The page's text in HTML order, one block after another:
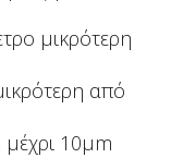
μικρότερη
από
10μm